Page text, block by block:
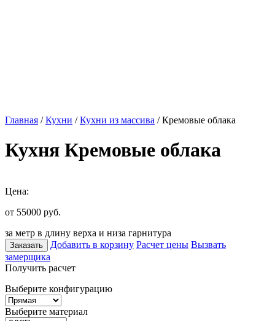
Главная /Кухни /Кухни из массива / Кремовые облака
Кухня Кремовые облака
Цена:
от 55000 руб.
за метр в длину верха и низа гарнитура
Заказать Добавить в корзину Расчет цены Вызвать
замерщика
Получить расчет
Выберите конфигурацию
Выберите материал